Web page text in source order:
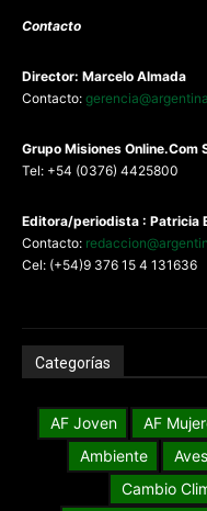
Contacto
Director: Marcelo Almada
Contacto:
Grupo Misiones Online.Com
Tel: +54 (0376) 4425800
Editora/periodista : Patricia
Contacto:
Cel: (+54)9 376 15 4 131636
Categorías
AF Joven AF
Ambiente
Cambio